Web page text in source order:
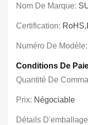
Nom De Marque:
Certification:
Numéro De Modèle:
Conditions De
Quantité De
Prix: Négociable
Détails